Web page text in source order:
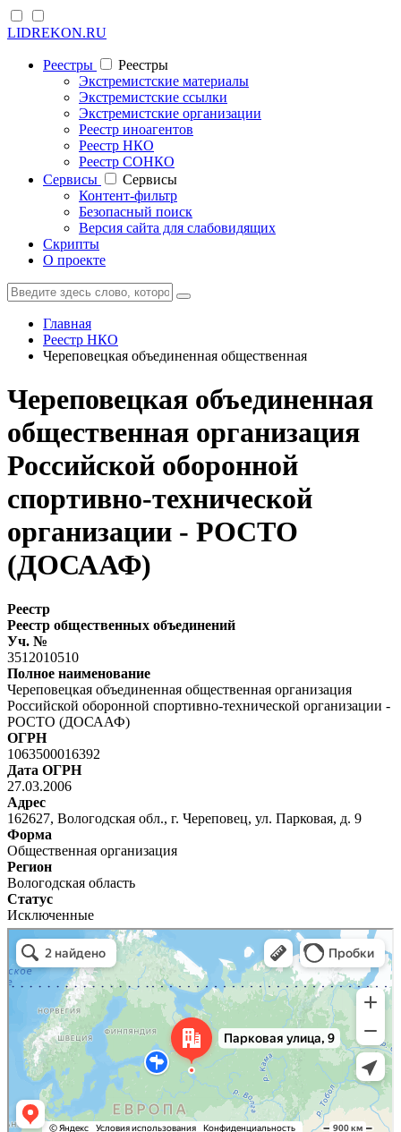
LIDREKON.RU
Реестры
Реестры
Экстремистские материалы
Экстремистские ссылки
Экстремистские организации
Реестр иноагентов
Реестр НКО
Реестр СОНКО
Cервисы
Cервисы
Контент-фильтр
Безопасный поиск
Версия сайта для слабовидящих
Скрипты
О проекте
Главная
Реестр НКО
Череповецкая объединенная общественная
Череповецкая объединенная
общественная организация
Российской оборонной
спортивно-технической
организации - РОСТО
(ДОСААФ)
Реестр
Реестр общественных объединений
Уч. №
3512010510
Полное наименование
Череповецкая объединенная общественная организация
Российской оборонной спортивно-технической организации -
РОСТО (ДОСААФ)
ОГРН
1063500016392
Дата ОГРН
27.03.2006
Адрес
162627, Вологодская обл., г. Череповец, ул. Парковая, д. 9
Форма
Общественная организация
Регион
Вологодская область
Статус
Исключенные